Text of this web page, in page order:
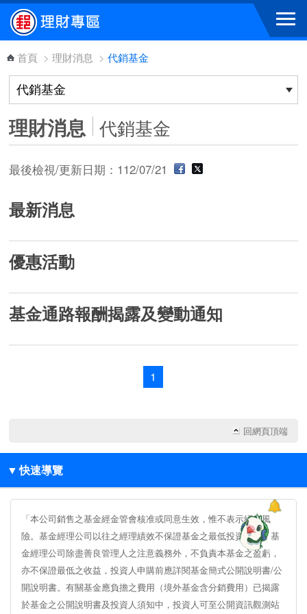
跳到主要內容區塊
首頁 > 理財消息 > 代銷基金
理財消息 代銷基金
最後檢視/更新日期：112/07/21
最新消息
優惠活動
基金通路報酬揭露及變動通知
1
回網頁頂端
▼ 快速導覽
「本公司銷售之基金經金管會核准或同意生效，惟不表示絕無風
險。基金經理公司以往之經理績效不保證基金之最低投資收益；基
金經理公司除盡善良管理人之注意義務外，不負責本基金之盈虧，
亦不保證最低之收益，投資人申購前應詳閱基金簡式公開說明書/公
開說明書。有關基金應負擔之費用（境外基金含分銷費用）已揭露
於基金之公開說明書及投資人須知中，投資人可至公開資訊觀測站